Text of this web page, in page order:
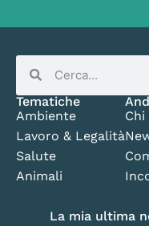
Tematiche
Ambiente
Lavoro & Legalità
Salute
Animali
Chi
La mia ultima